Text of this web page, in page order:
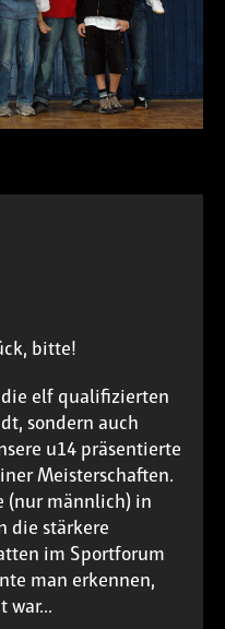
bitte!
elf qualifizierten
sondern auch
u14 präsentierte
Meisterschaften.
(nur männlich) in
die stärkere
im Sportforum
man erkennen,
war...